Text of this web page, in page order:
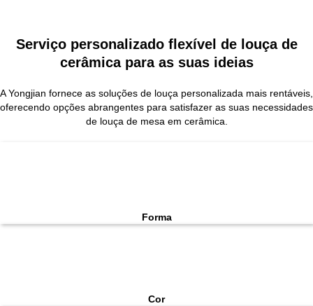
Serviço personalizado flexível de louça de
cerâmica para as suas ideias
A Yongjian fornece as soluções de louça personalizada mais rentáveis,
oferecendo opções abrangentes para satisfazer as suas necessidades
de louça de mesa em cerâmica.
Forma
Cor